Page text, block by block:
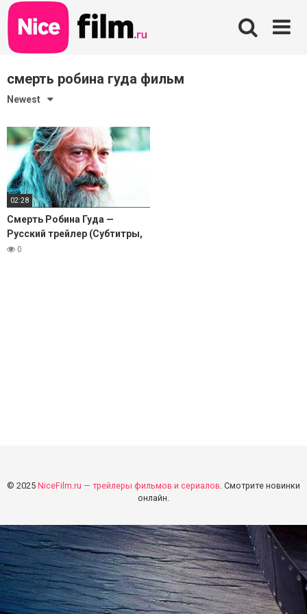
Skip
to
content
смерть робина гуда фильм
Newest
02:28
Смерть Робина Гуда —
Русский трейлер (Субтитры,
4К, 2026)
0
© 2025 NiceFilm.ru — трейлеры фильмов и сериалов. Смотрите новинки
онлайн.